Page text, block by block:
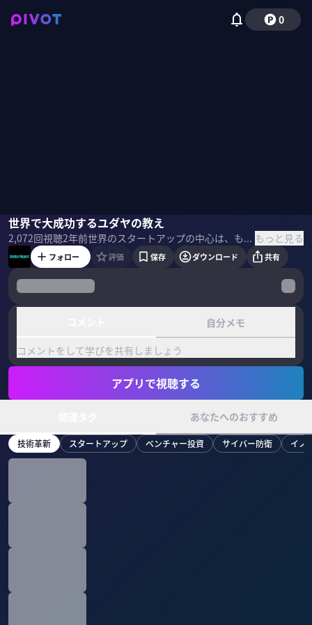
0
世界で大成功するユダヤの教え
2,072回視聴2年前 世界のスタートアップの中心は、もはやシリコンバレーではない！ 本田圭佑氏が注目するインドや中東、世界のビジネスシーンをPIVOTが代理取材！ 極東の孤島に生きる日本人の意識を開き、変化・挑戦へ導く羅針盤。 ＜目次＞ もっと見る
MEGURU詩雷プリオン本田圭佑
フォロー 評価 保存 ダウンロード 共有
自分メモ
コメントをして学びを共有しましょう
アプリで視聴する
あなたへのおすすめ
技術革新 スタートアップ ベンチャー投資 サイバー防衛 イノ